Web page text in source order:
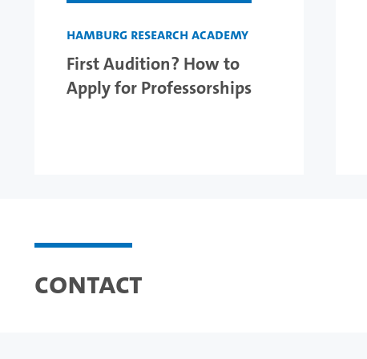
Hamburg Research Academy
First Audition? How to
Apply for Professorships
Contact